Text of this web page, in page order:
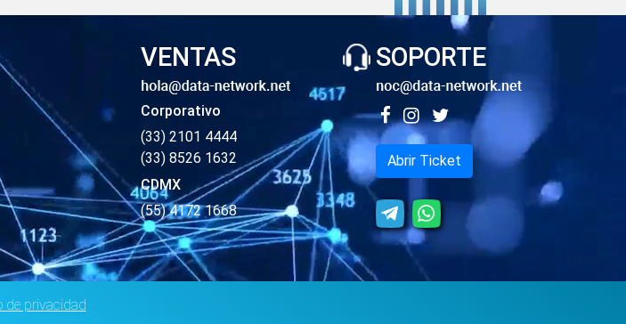
VENTAS
Corporativo
(33) 2101 4444
(33) 8526 1632
CDMX
(55) 4172 1668
SOPORTE
Abrir Ticket
de privacidad